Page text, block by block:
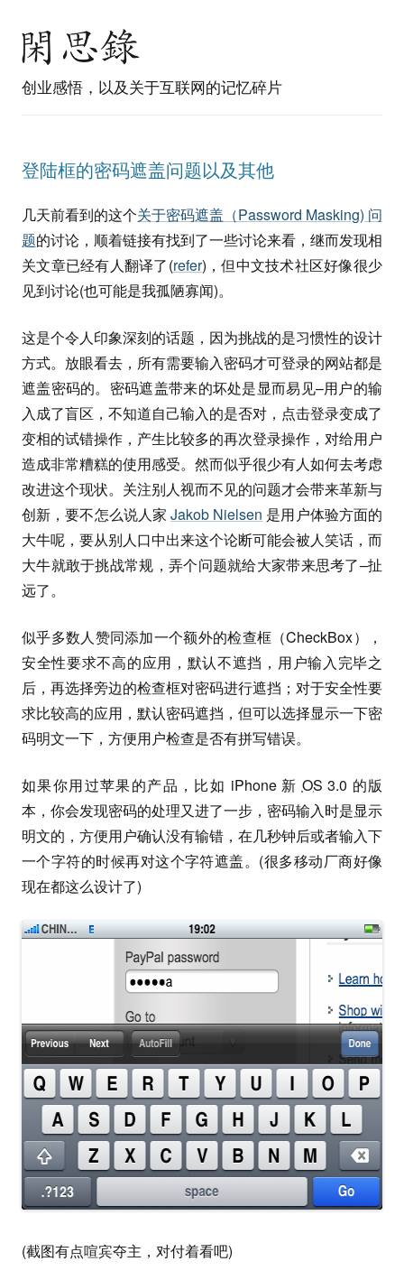
创业感悟，以及关于互联网的记忆碎片
登陆框的密码遮盖问题以及其他
几天前看到的这个关于密码遮盖（Password Masking) 问
题的讨论，顺着链接有找到了一些讨论来看，继而发现相
关文章已经有人翻译了(refer)，但中文技术社区好像很少
见到讨论(也可能是我孤陋寡闻)。
这是个令人印象深刻的话题，因为挑战的是习惯性的设计
方式。放眼看去，所有需要输入密码才可登录的网站都是
遮盖密码的。密码遮盖带来的坏处是显而易见–用户的输
入成了盲区，不知道自己输入的是否对，点击登录变成了
变相的试错操作，产生比较多的再次登录操作，对给用户
造成非常糟糕的使用感受。然而似乎很少有人如何去考虑
改进这个现状。关注别人视而不见的问题才会带来革新与
创新，要不怎么说人家Jakob Nielsen 是用户体验方面的
大牛呢，要从别人口中出来这个论断可能会被人笑话，而
大牛就敢于挑战常规，弄个问题就给大家带来思考了–扯
远了。
似乎多数人赞同添加一个额外的检查框（CheckBox），
安全性要求不高的应用，默认不遮挡，用户输入完毕之
后，再选择旁边的检查框对密码进行遮挡；对于安全性要
求比较高的应用，默认密码遮挡，但可以选择显示一下密
码明文一下，方便用户检查是否有拼写错误。
如果你用过苹果的产品，比如 iPhone 新 OS 3.0 的版
本，你会发现密码的处理又进了一步，密码输入时是显示
明文的，方便用户确认没有输错，在几秒钟后或者输入下
一个字符的时候再对这个字符遮盖。(很多移动厂商好像
现在都这么设计了)
(截图有点喧宾夺主，对付着看吧)